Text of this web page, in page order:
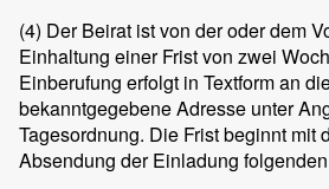
(4) Der Beirat ist von der oder dem
Einhaltung einer Frist von zwei
Einberufung erfolgt in Textform an
bekanntgegebene Adresse unter
Tagesordnung. Die Frist beginnt mit
Absendung der Einladung